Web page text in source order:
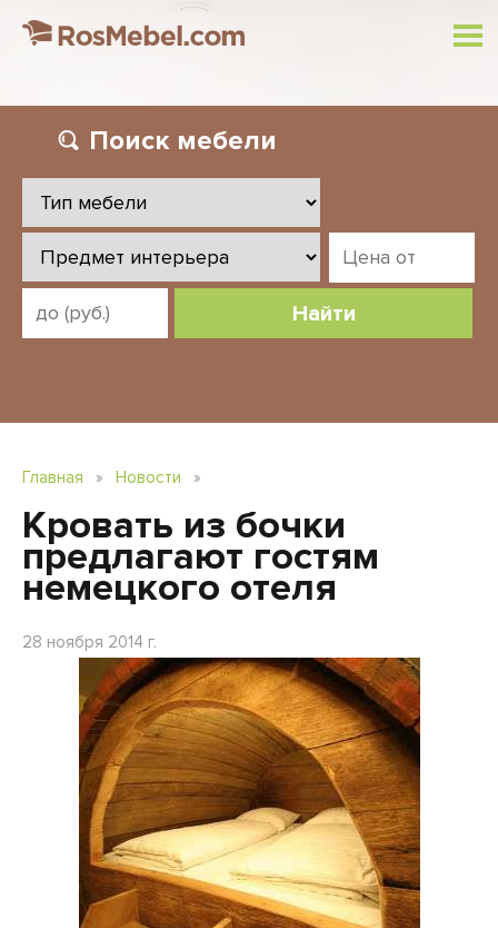
Поиск мебели
Найти
Главная » Новости »
Кровать из бочки
предлагают гостям
немецкого отеля
28 ноября 2014 г.